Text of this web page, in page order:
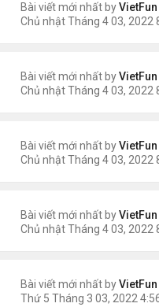
Bài viết mới nhất byVietFun
Bài viết mới nhất byVietFun
Bài viết mới nhất byVietFun
Bài viết mới nhất byVietFun
Bài viết mới nhất byVietFun